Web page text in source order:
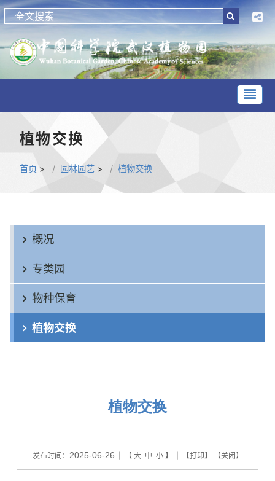
植物交换
首页 > 园林园艺 > 植物交换
概况
专类园
物种保育
植物交换
植物交换
发布时间： 2025-06-26 | 【 大 中 小】 | 【打印】 【关闭 】